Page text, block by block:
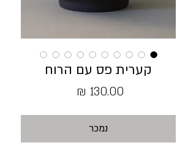
קערית פס עם הרוח
נמכר